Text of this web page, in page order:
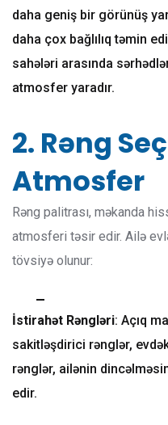
daha geniş bir görünüş
daha çox bağlılıq təmin
sahələri arasında
atmosfer yaradır.
2. Rəng
Atmosfer
Rəng palitrası, məkanda
atmosferi təsir edir. Ailə
tövsiyə olunur:
İstirahət Rəngləri: Açıq
sakitləşdirici rənglər,
rənglər, ailənin
edir.